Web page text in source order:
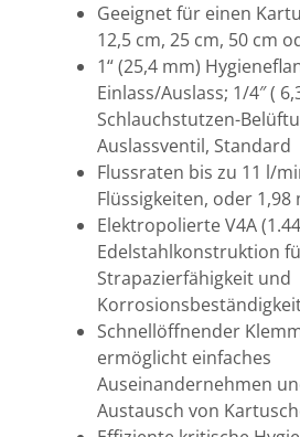
Geeignet für einen
12,5 cm, 25 cm, 50 cm
1“ (25,4 mm)
Einlass/Auslass; 1/4″ (
Schlauchstutzen-
Auslassventil, Standard
Flussraten bis zu 11 l/
Flüssigkeiten, oder
Elektropolierte V4A
Edelstahlkonstruktion
Strapazierfähigkeit und
Schnellöffnender
ermöglicht einfaches
Auseinandernehmen
Austausch von